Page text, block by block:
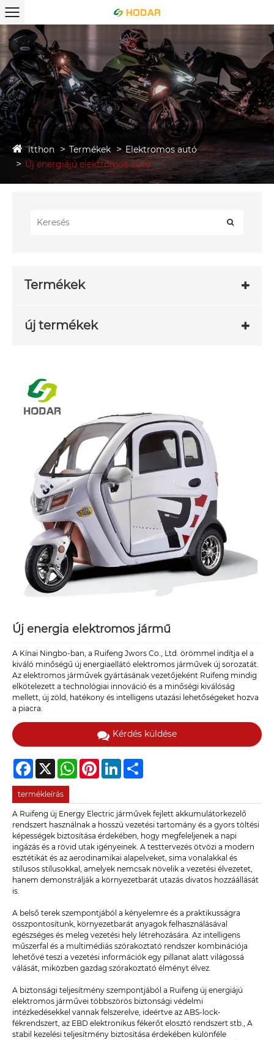
itthon Termékek
Elektromos autó
Új energiájú elektromos autó
Termékek
új termékek
Új energia elektromos jármű
A Kínai Ningbo-ban, a Ruifeng Jwors Co., Ltd. örömmel indítja el a
kiváló minőségű új energiaellátó elektromos járművek új sorozatát.
Az elektromos járművek gyártásának vezetőjeként Ruifeng mindig
elkötelezett a technológiai innováció és a minőségi kiválóság
mellett, új zöld, hatékony és intelligens utazási lehetőségeket hozva
a piacra.
Kérdés küldése
Facebook
X WhatsAppPinterestLinkedIn
termékleírás
A Ruifeng új Energy Electric járművek fejlett akkumulátorkezelő
rendszert használnak a hosszú vezetési tartomány és a gyors töltési
képességek biztosítása érdekében, hogy megfeleljenek a napi
ingázás és a rövid utak igényeinek. A testtervezés ötvözi a modern
esztétikát és az aerodinamikai alapelveket, sima vonalakkal és
stílusos stílusokkal, amelyek nemcsak növelik a vezetési élvezetet,
hanem demonstrálják a környezetbarát utazás divatos hozzáállását
is.
A belső terek szempontjából a kényelemre és a praktikusságra
összpontosítunk, környezetbarát anyagok felhasználásával
egészséges és meleg vezetési hely létrehozására. Az intelligens
műszerfal és a multimédiás szórakoztató rendszer kombinációja
lehetővé teszi a vezetési információk egy pillanat alatt világossá
válását, miközben gazdag szórakoztató élményt élvez.
A biztonsági teljesítmény szempontjából a Ruifeng új energiájú
elektromos járművei többszörös biztonsági védelmi
intézkedésekkel vannak felszerelve, ideértve az ABS-lock-
fékrendszert, az EBD elektronikus fékerőt elosztó rendszert stb., A
stabil kezelési teljesítmény biztosítása érdekében különféle